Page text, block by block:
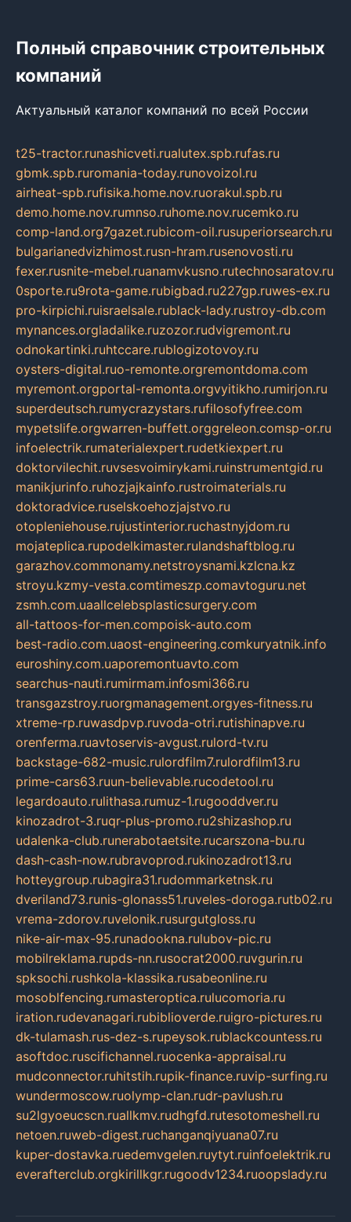
Полный справочник строительных
компаний
Актуальный каталог компаний по всей России
t25-tractor.runashicveti.rualutex.spb.rufas.ru
gbmk.spb.ruromania-today.runovoizol.ru
airheat-spb.rufisika.home.nov.ruorakul.spb.ru
demo.home.nov.rumnso.ruhome.nov.rucemko.ru
comp-land.org7gazet.rubicom-oil.rusuperiorsearch.ru
bulgarianedvizhimost.rusn-hram.rusenovosti.ru
fexer.rusnite-mebel.ruanamvkusno.rutechnosaratov.ru
0sporte.ru9rota-game.rubigbad.ru227gp.ruwes-ex.ru
pro-kirpichi.ruisraelsale.rublack-lady.rustroy-db.com
mynances.orgladalike.ruzozor.rudvigremont.ru
odnokartinki.ruhtccare.rublogizotovoy.ru
oysters-digital.ruo-remonte.orgremontdoma.com
myremont.orgportal-remonta.orgvyitikho.rumirjon.ru
superdeutsch.rumycrazystars.rufilosofyfree.com
mypetslife.orgwarren-buffett.orggreleon.comsp-or.ru
infoelectrik.rumaterialexpert.rudetkiexpert.ru
doktorvilechit.ruvsesvoimirykami.ruinstrumentgid.ru
manikjurinfo.ruhozjajkainfo.rustroimaterials.ru
doktoradvice.ruselskoehozjajstvo.ru
otopleniehouse.rujustinterior.ruchastnyjdom.ru
mojateplica.rupodelkimaster.rulandshaftblog.ru
garazhov.commonamy.netstroysnami.kzlcna.kz
stroyu.kzmy-vesta.comtimeszp.comavtoguru.net
zsmh.com.uaallcelebsplasticsurgery.com
all-tattoos-for-men.compoisk-auto.com
best-radio.com.uaost-engineering.comkuryatnik.info
euroshiny.com.uaporemontuavto.com
searchus-nauti.rumirmam.infosmi366.ru
transgazstroy.ruorgmanagement.orgyes-fitness.ru
xtreme-rp.ruwasdpvp.ruvoda-otri.rutishinapve.ru
orenferma.ruavtoservis-avgust.rulord-tv.ru
backstage-682-music.rulordfilm7.rulordfilm13.ru
prime-cars63.ruun-believable.rucodetool.ru
legardoauto.rulithasa.rumuz-1.rugooddver.ru
kinozadrot-3.ruqr-plus-promo.ru2shizashop.ru
udalenka-club.runerabotaetsite.rucarszona-bu.ru
dash-cash-now.rubravoprod.rukinozadrot13.ru
hotteygroup.rubagira31.rudommarketnsk.ru
dveriland73.runis-glonass51.ruveles-doroga.rutb02.ru
vrema-zdorov.ruvelonik.rusurgutgloss.ru
nike-air-max-95.runadookna.rulubov-pic.ru
mobilreklama.rupds-nn.rusocrat2000.ruvgurin.ru
spksochi.rushkola-klassika.rusabeonline.ru
mosoblfencing.rumasteroptica.rulucomoria.ru
iration.rudevanagari.rubiblioverde.ruigro-pictures.ru
dk-tulamash.rus-dez-s.rupeysok.rublackcountess.ru
asoftdoc.ruscifichannel.ruocenka-appraisal.ru
mudconnector.ruhitstih.rupik-finance.ruvip-surfing.ru
wundermoscow.ruolymp-clan.rudr-pavlush.ru
su2lgyoeucscn.ruallkmv.rudhgfd.rutesotomeshell.ru
netoen.ruweb-digest.ruchanganqiyuana07.ru
kuper-dostavka.ruedemvgelen.ruytyt.ruinfoelektrik.ru
everafterclub.orgkirillkgr.rugoodv1234.ruoopslady.ru